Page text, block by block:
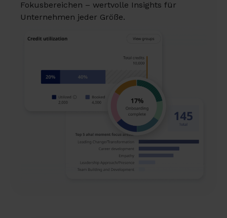
Fokusbereichen – wertvolle Insights für
Unternehmen jeder Größe.